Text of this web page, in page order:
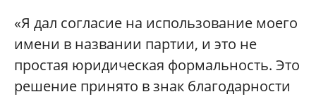
«Я дал согласие на использование моего
имени в названии партии, и это не
простая юридическая формальность. Это
решение принято в знак благодарности